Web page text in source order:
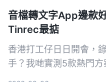
音檔轉文字App邊款
Tinrec最掂
香港打工仔日日開會，
手？我哋實測5款熱門